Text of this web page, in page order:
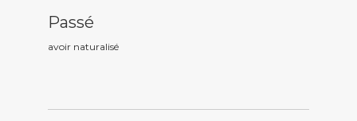
Passé
avoir naturalisé